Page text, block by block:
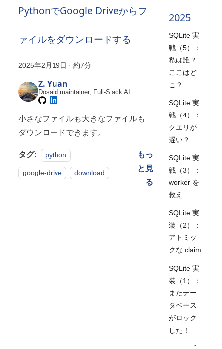
PythonでGoogle Driveからフ
ァイルをダウンロードする
2025年2月19日 ·約7分
Z. Yuan
Dosaid maintainer, Full-Stack AI
Engineer
小さなファイルも大きなファイルも
ダウンロードできます。
タグ: python
google-drive download
もっ
と見
る
2025
SQLite 実
戦（5）：
私は誰？
ここはど
こ？
SQLite 実
戦（4）：
クエリが
遅い？
SQLite 実
戦（3）：
worker を
救え
SQLite 実
装（2）：
アトミッ
クな claim
SQLite 実
装（1）：
またデー
タベース
がロック
した！